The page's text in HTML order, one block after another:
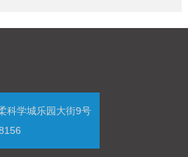
科学城乐园大街9号